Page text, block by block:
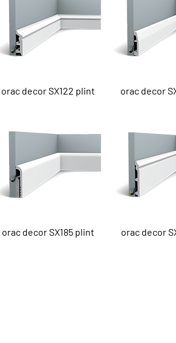
Snel overzicht
orac decor SX122 plint Snel
orac decor
Snel overzicht
orac decor SX185 plint Snel
orac decor